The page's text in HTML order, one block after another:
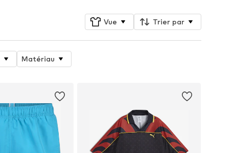
Vue Trier par
Matériau